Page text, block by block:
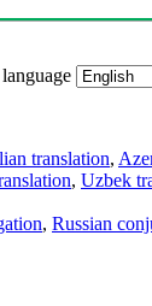
translation,
, Uzbek
, Russian